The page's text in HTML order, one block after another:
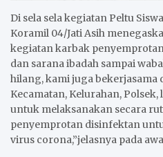
Di sela sela kegiatan Peltu
Koramil 04/Jati Asih
kegiatan karbak
dan sarana ibadah sampai
hilang, kami juga
Kecamatan, Kelurahan,
untuk melaksanakan secara
penyemprotan disinfektan
virus corona,”jelasnya pada